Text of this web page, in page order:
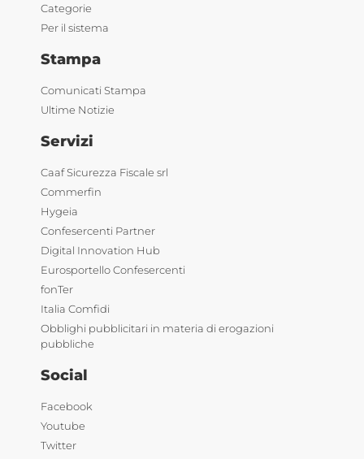
Categorie
Per il sistema
Stampa
Comunicati Stampa
Ultime Notizie
Servizi
Caaf Sicurezza Fiscale srl
Commerfin
Hygeia
Confesercenti Partner
Digital Innovation Hub
Eurosportello Confesercenti
fonTer
Italia Comfidi
Obblighi pubblicitari in materia di erogazioni
pubbliche
Social
Facebook
Youtube
Twitter